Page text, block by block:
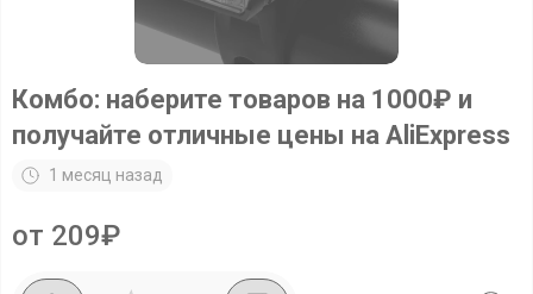
Комбо: наберите товаров на 1000₽ и
получайте отличные цены на AliExpress
1 месяц назад
от 209₽